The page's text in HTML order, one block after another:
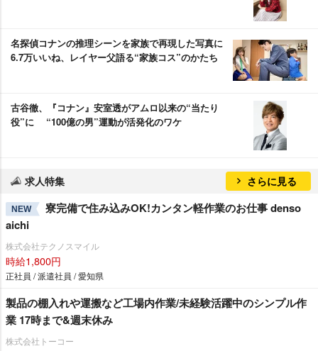
名探偵コナンの推理シーンを家族で再現した写真に
6.7万いいね、レイヤー父語る“家族コス”のかたち
古谷徹、『コナン』安室透がアムロ以来の“当たり
役”に “100億の男”運動が活発化のワケ
求人特集 さらに見る
NEW
寮完備で住み込みOK!カンタン軽作業のお仕事 denso
aichi
株式会社テクノスマイル
時給1,800円
正社員 / 派遣社員 / 愛知県
製品の棚入れや運搬など工場内作業/未経験活躍中のシンプル作
業 17時まで&週末休み
株式会社トーコー